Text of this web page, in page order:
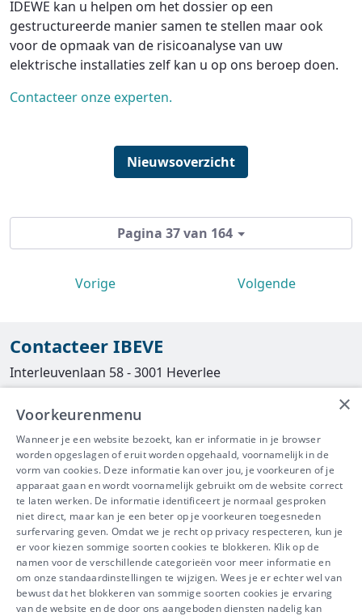
IDEWE kan u helpen om het dossier op een
gestructureerde manier samen te stellen maar ook
voor de opmaak van de risicoanalyse van uw
elektrische installaties zelf kan u op ons beroep doen.
Contacteer onze experten.
Nieuwsoverzicht
Pagina 37 van 164
Vorige Volgende
Contacteer IBEVE
Interleuvenlaan 58 - 3001 Heverlee
016/390490
info@ibeve.be
asbest@ibeve.be
Ondernemingsnummer: 0436 612 044
IBEVE maakt deel uit van Groep
IDEWE
×
Voorkeurenmenu
Wanneer je een website bezoekt, kan er informatie in je browser
worden opgeslagen of eruit worden opgehaald, voornamelijk in de
vorm van cookies. Deze informatie kan over jou, je voorkeuren of je
apparaat gaan en wordt voornamelijk gebruikt om de website correct
te laten werken. De informatie identificeert je normaal gesproken
niet direct, maar kan je een beter op je voorkeuren toegesneden
surfervaring geven. Omdat we je recht op privacy respecteren, kun je
er voor kiezen sommige soorten cookies te blokkeren. Klik op de
namen voor de verschillende categorieën voor meer informatie en
om onze standaardinstellingen te wijzigen. Wees je er echter wel van
bewust dat het blokkeren van sommige soorten cookies je ervaring
van de website en de door ons aangeboden diensten nadelig kan